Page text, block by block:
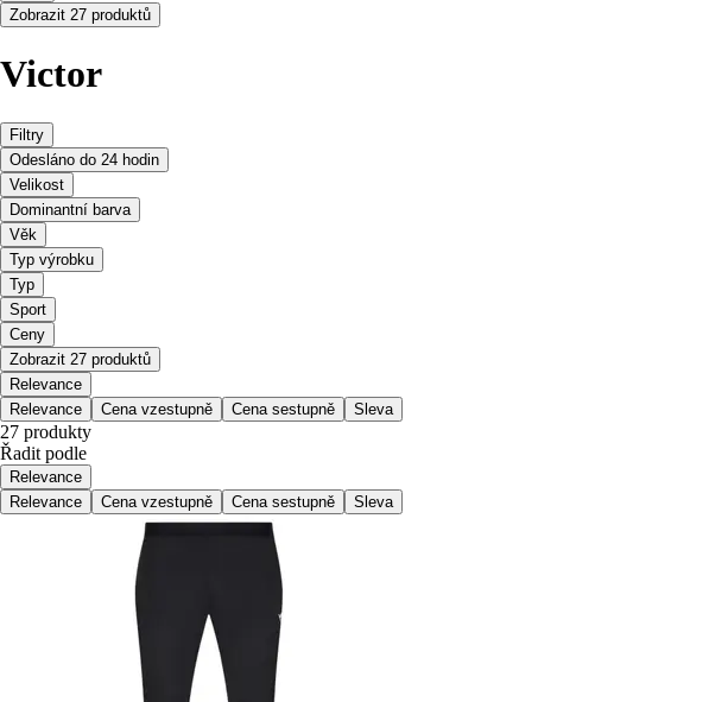
Zobrazit 27 produktů
Victor
Filtry
Odesláno do 24 hodin
Velikost
Dominantní barva
Věk
Typ výrobku
Typ
Sport
Ceny
Zobrazit 27 produktů
Relevance
Relevance
Cena vzestupně Cena sestupně Sleva
27 produkty
Řadit podle
Relevance
Relevance
Cena vzestupně Cena sestupně Sleva